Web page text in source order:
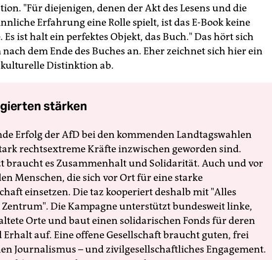
"Für diejenigen, denen der Akt des Lesens und die
Erfahrung eine Rolle spielt, ist das E-Book keine
ist halt ein perfektes Objekt, das Buch." Das hört sich
dem Ende des Buches an. Eher zeichnet sich hier ein
Distinktion ab.
stärken
Erfolg der AfD bei den kommenden Landtagswahlen
rechtsextreme Kräfte inzwischen geworden sind.
braucht es Zusammenhalt und Solidarität. Auch und vor
Menschen, die sich vor Ort für eine starke
einsetzen. Die taz kooperiert deshalb mit "Alles
Die Kampagne unterstützt bundesweit linke,
Orte und baut einen solidarischen Fonds für deren
Erhalt auf. Eine offene Gesellschaft braucht guten, frei
Journalismus – und zivilgesellschaftliches Engagement.